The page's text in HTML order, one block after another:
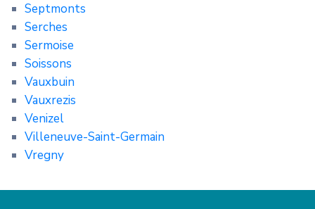
Septmonts
Serches
Sermoise
Soissons
Vauxbuin
Vauxrezis
Venizel
Villeneuve-Saint-Germain
Vregny